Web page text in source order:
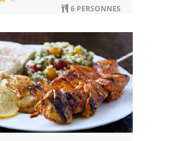
6 PERSONNES